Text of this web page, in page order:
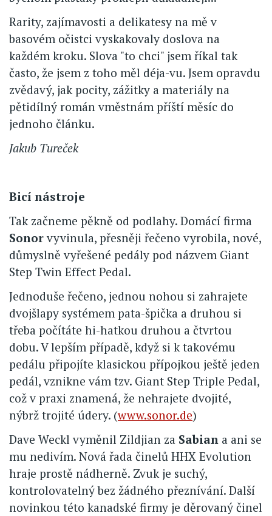
Rarity, zajímavosti a delikatesy na mě v
basovém očistci vyskakovaly doslova na
každém kroku. Slova "to chci" jsem říkal tak
často, že jsem z toho měl déja-vu. Jsem opravdu
zvědavý, jak pocity, zážitky a materiály na
pětidílný román vměstnám příští měsíc do
jednoho článku.
Jakub Tureček
Bicí nástroje
Tak začneme pěkně od podlahy. Domácí firma
Sonor vyvinula, přesněji řečeno vyrobila, nové,
důmyslně vyřešené pedály pod názvem Giant
Step Twin Effect Pedal.
Jednoduše řečeno, jednou nohou si zahrajete
dvojšlapy systémem pata-špička a druhou si
třeba počítáte hi-hatkou druhou a čtvrtou
dobu. V lepším případě, když si k takovému
pedálu připojíte klasickou přípojkou ještě jeden
pedál, vznikne vám tzv. Giant Step Triple Pedal,
což v praxi znamená, že nehrajete dvojité,
nýbrž trojité údery. (www.sonor.de)
Dave Weckl vyměnil Zildjian za Sabian a ani se
mu nedivím. Nová řada činelů HHX Evolution
hraje prostě nádherně. Zvuk je suchý,
kontrolovatelný bez žádného přeznívání. Další
novinkou této kanadské firmy je děrovaný činel